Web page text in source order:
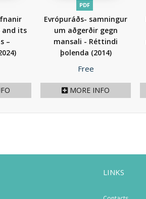
and its
–
PDF
Evrópuráðs- samningur
um aðgerðir gegn
mansali - Réttindi
þolenda (2014)
Price
Free
MORE INFO
LINKS